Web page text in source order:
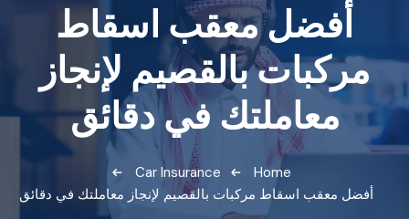
أفضل معقب اسقاط
مركبات بالقصيم لإنجاز
معاملتك في دقائق
Home
Car Insurance
أفضل معقب اسقاط مركبات بالقصيم لإنجاز معاملتك في دقائق